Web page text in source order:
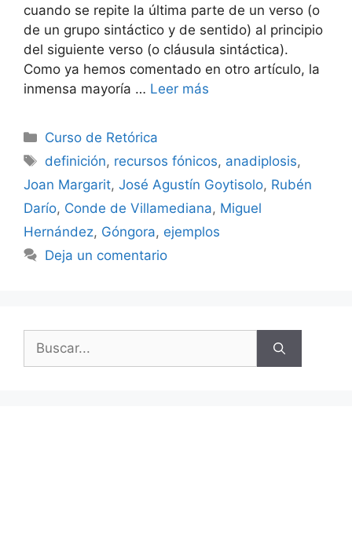
cuando se repite la última parte de un verso (o
de un grupo sintáctico y de sentido) al principio
del siguiente verso (o cláusula sintáctica).
Como ya hemos comentado en otro artículo, la
inmensa mayoría … Leer más
Categorías
Curso de Retórica
Etiquetas
definición, recursos fónicos, anadiplosis,
Joan Margarit, José Agustín Goytisolo, Rubén
Darío, Conde de Villamediana, Miguel
Hernández, Góngora, ejemplos
Deja un comentario
Buscar: